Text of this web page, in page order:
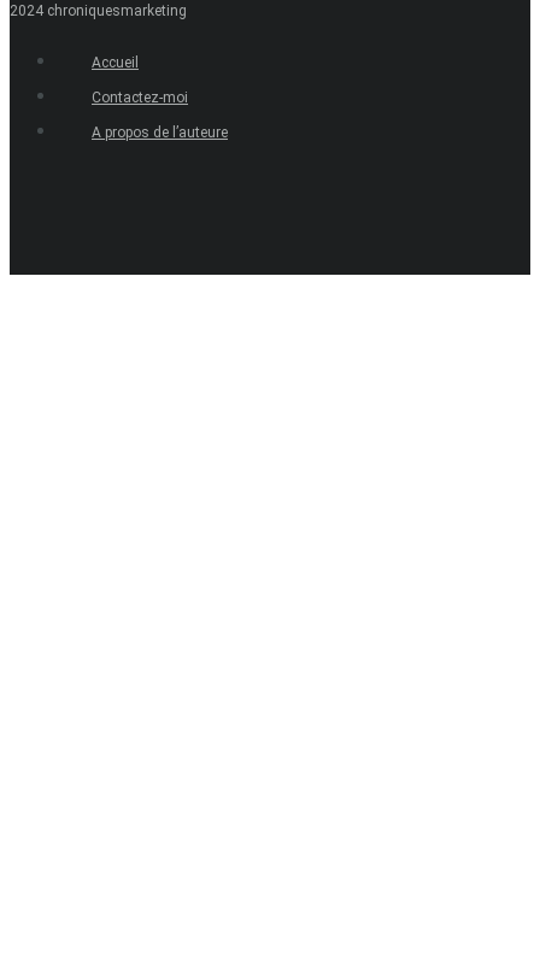
2024 chroniquesmarketing
Accueil
Contactez-moi
A propos de l’auteure